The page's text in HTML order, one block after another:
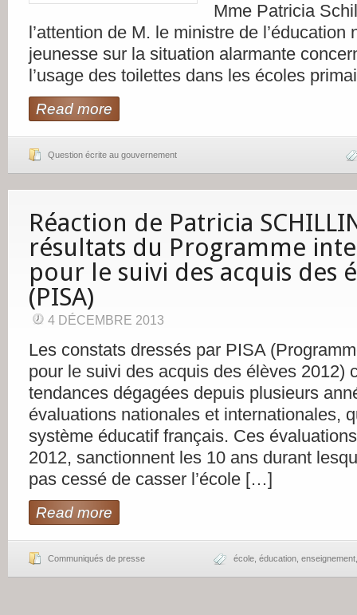
Mme Patricia
l’attention de M. le ministre de l’éducation
jeunesse sur la situation alarmante
l’usage des toilettes dans les écoles
Read more
Question écrite au gouvernement
Réaction de Patricia
résultats du Programme
pour le suivi des acquis des
(PISA)
4 DÉCEMBRE 2013
Les constats dressés par PISA
pour le suivi des acquis des élèves 2012)
tendances dégagées depuis plusieurs
évaluations nationales et internationales,
système éducatif français. Ces
2012, sanctionnent les 10 ans durant
pas cessé de casser l’école […]
Read more
Communiqués de presse école éducation enseignement